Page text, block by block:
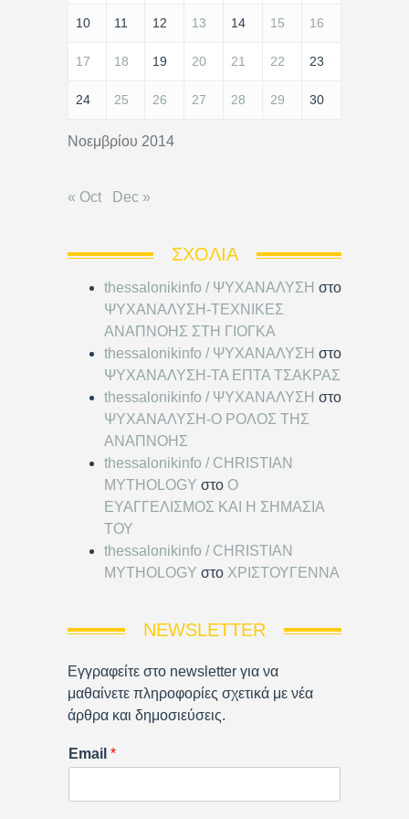
Νοεμβρίου 2014
10 11 12 13 14 15 16
17 18 19 20 21 22 23
24 25 26 27 28 29 30
« Oct Dec »
ΣΧΌΛΙΑ
thessalonikinfo / ΨΥΧΑΝΑΛΥΣΗ στο
ΨΥΧΑΝΑΛΥΣΗ-ΤΕΧΝΙΚΕΣ
ΑΝΑΠΝΟΗΣ ΣΤΗ ΓΙΟΓΚΑ
thessalonikinfo / ΨΥΧΑΝΑΛΥΣΗ στο
ΨΥΧΑΝΑΛΥΣΗ-ΤΑ ΕΠΤΑ ΤΣΑΚΡΑΣ
thessalonikinfo / ΨΥΧΑΝΑΛΥΣΗ στο
ΨΥΧΑΝΑΛΥΣΗ-Ο ΡΟΛΟΣ ΤΗΣ
ΑΝΑΠΝΟΗΣ
thessalonikinfo / CHRISTIAN
MYTHOLOGY στο Ο
ΕΥΑΓΓΕΛΙΣΜΟΣ ΚΑΙ Η ΣΗΜΑΣΙΑ
ΤΟΥ
thessalonikinfo / CHRISTIAN
MYTHOLOGY στο ΧΡΙΣΤΟΥΓΕΝΝΑ
NEWSLETTER
Εγγραφείτε στο newsletter για να
μαθαίνετε πληροφορίες σχετικά με νέα
άρθρα και δημοσιεύσεις.
Email *